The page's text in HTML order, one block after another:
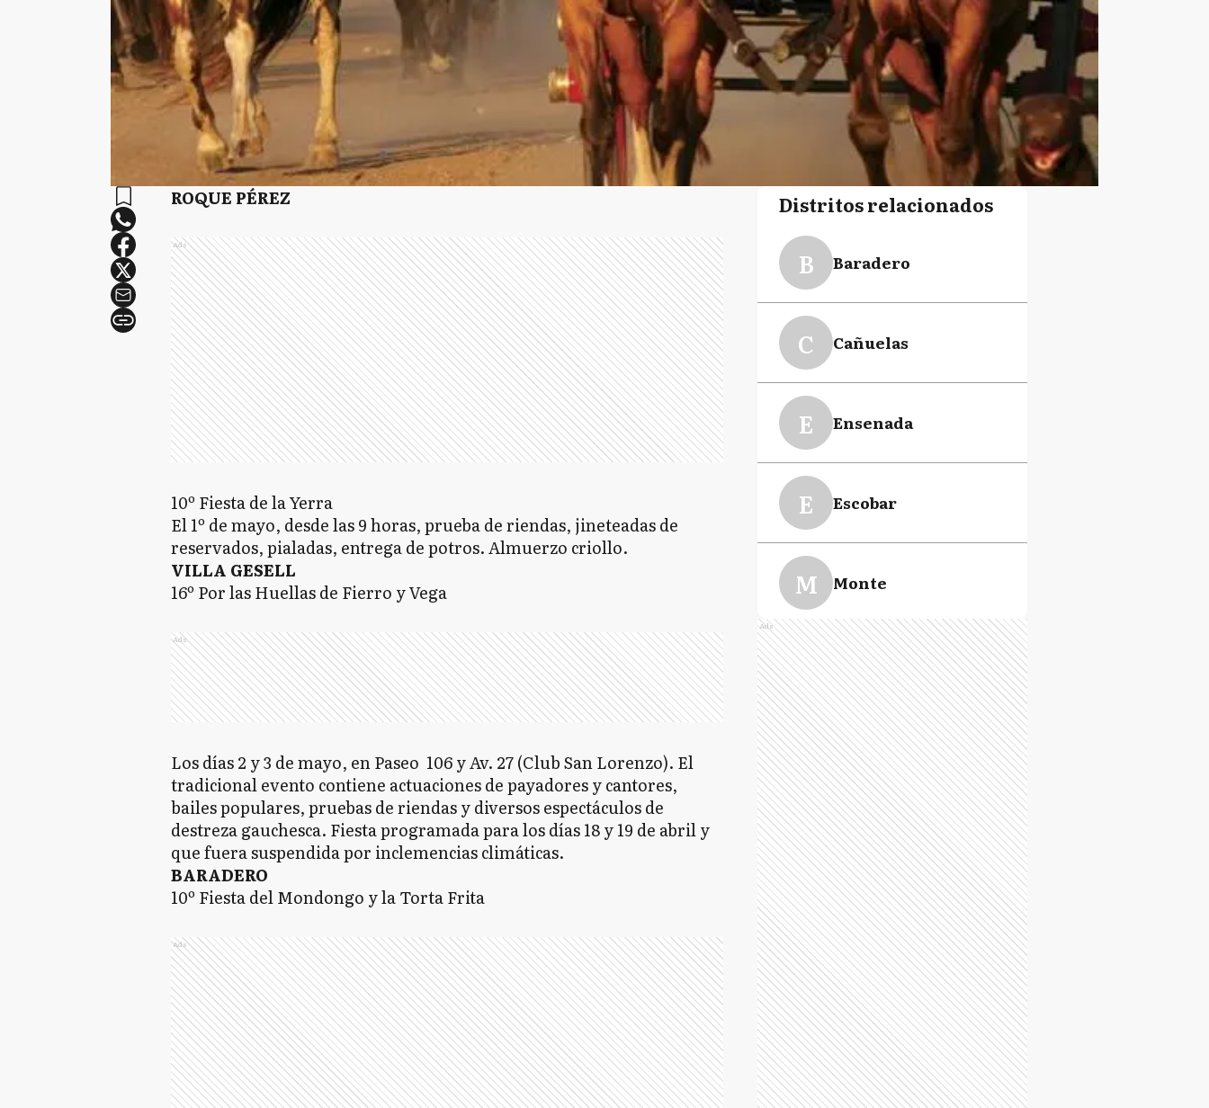
ROQUE PÉREZ
Ads
10º Fiesta de la Yerra
El 1º de mayo, desde las 9 horas, prueba de riendas, jineteadas de
reservados, pialadas, entrega de potros. Almuerzo criollo.
VILLA GESELL
16º Por las Huellas de Fierro y Vega
Ads
Los días 2 y 3 de mayo, en Paseo 106 y Av. 27 (Club San Lorenzo). El
tradicional evento contiene actuaciones de payadores y cantores,
bailes populares, pruebas de riendas y diversos espectáculos de
destreza gauchesca. Fiesta programada para los días 18 y 19 de abril y
que fuera suspendida por inclemencias climáticas.
BARADERO
10º Fiesta del Mondongo y la Torta Frita
Ads
Distritos relacionados
B Baradero
C Cañuelas
E Ensenada
E Escobar
M Monte
O Olavarría
RP Roque Perez
SC San Cayetano
VG Villa Gesell
Ads